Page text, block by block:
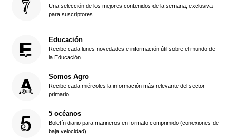
Una selección de los mejores contenidos de la semana, exclusiva
para suscriptores
Educación
Recibe cada lunes novedades e información útil sobre el mundo de
la Educación
Somos Agro
Recibe cada miércoles la información más relevante del sector
primario
5 océanos
Boletín diario para marineros en formato comprimido (conexiones de
baja velocidad)